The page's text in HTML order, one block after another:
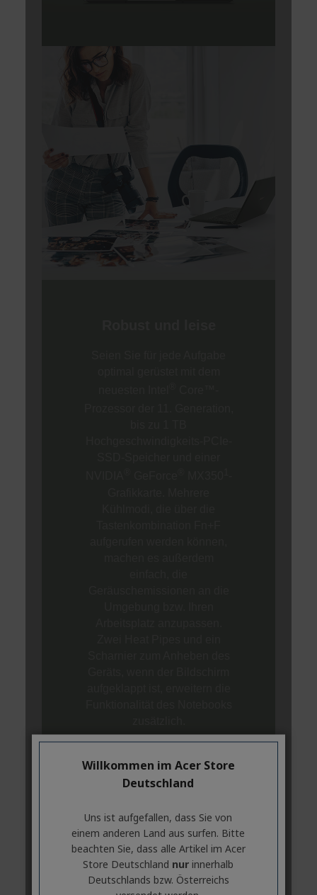
Willkommen im Acer Store
Deutschland
Uns ist aufgefallen, dass Sie von
einem anderen Land aus surfen. Bitte
beachten Sie, dass alle Artikel im Acer
Store Deutschland nur innerhalb
Deutschlands bzw. Österreichs